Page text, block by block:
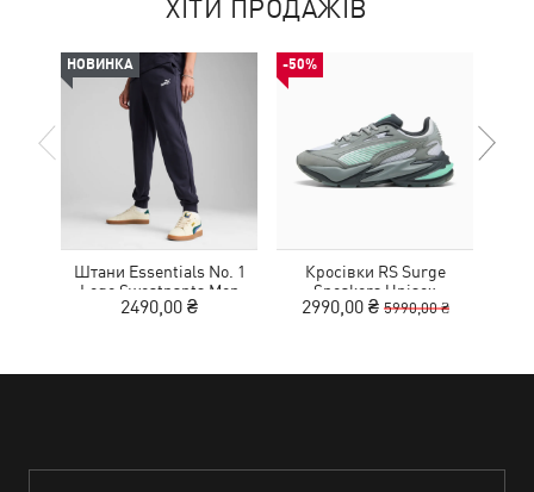
ХІТИ ПРОДАЖІВ
НОВИНКА
Штани Essentials No. 1
Logo Sweatpants Men
2490,00 ₴
-50%
Кросівки RS Surge
Sneakers Unisex
2990,00 ₴ 5990,00 ₴